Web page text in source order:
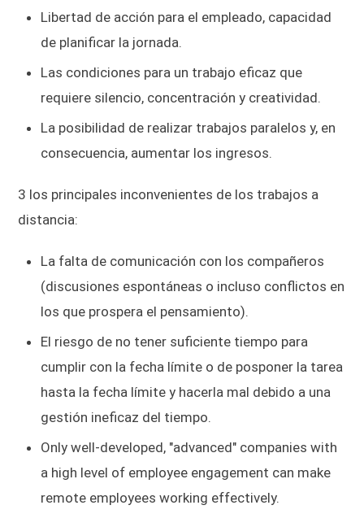
Libertad de acción para el empleado, capacidad
de planificar la jornada.
Las condiciones para un trabajo eficaz que
requiere silencio, concentración y creatividad.
La posibilidad de realizar trabajos paralelos y, en
consecuencia, aumentar los ingresos.
3 los principales inconvenientes de los trabajos a
distancia:
La falta de comunicación con los compañeros
(discusiones espontáneas o incluso conflictos en
los que prospera el pensamiento).
El riesgo de no tener suficiente tiempo para
cumplir con la fecha límite o de posponer la tarea
hasta la fecha límite y hacerla mal debido a una
gestión ineficaz del tiempo.
Only well-developed, "advanced" companies with
a high level of employee engagement can make
remote employees working effectively.